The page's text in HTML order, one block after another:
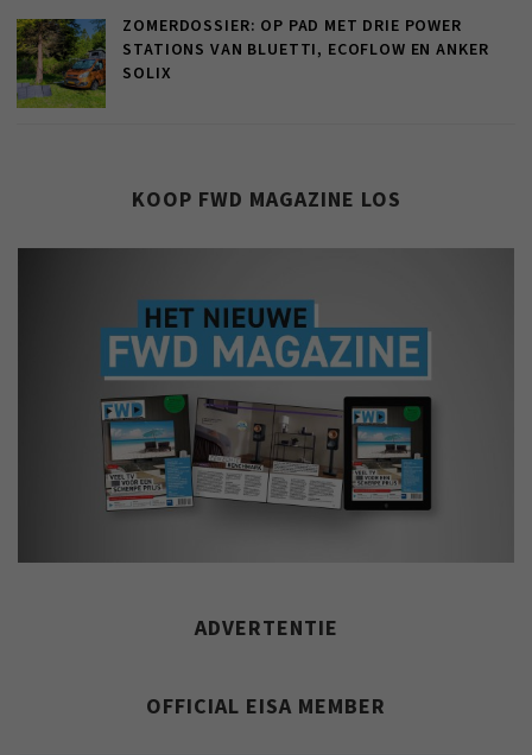
ZOMERDOSSIER: OP PAD MET DRIE POWER
STATIONS VAN BLUETTI, ECOFLOW EN ANKER
SOLIX
KOOP FWD MAGAZINE LOS
ADVERTENTIE
OFFICIAL EISA MEMBER